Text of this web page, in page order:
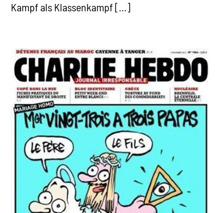
Kampf als Klassenkampf […]